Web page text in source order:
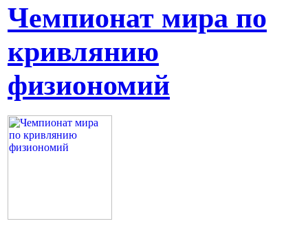
Чемпионат мира по
кривлянию
физиономий